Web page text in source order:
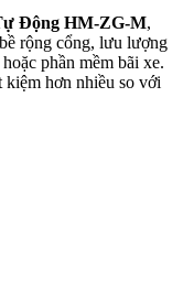
Động HM-ZG-M,
rộng cổng, lưu lượng
phần mềm bãi xe.
hơn nhiều so với